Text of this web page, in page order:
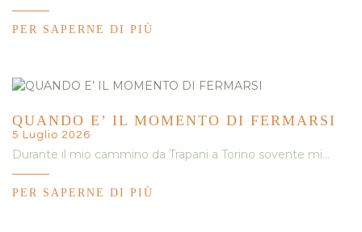
PER SAPERNE DI PIÙ
QUANDO E’ IL MOMENTO DI FERMARSI
5 Luglio 2026
Durante il mio cammino da Trapani a Torino sovente mi…
PER SAPERNE DI PIÙ